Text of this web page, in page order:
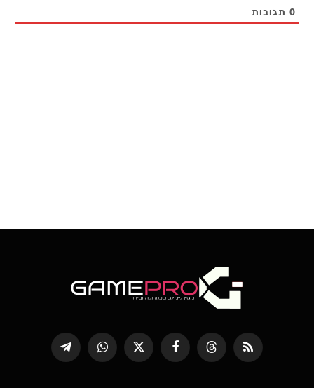
0 תגובות
RSS
Threads פייסבוק
X
(טוויטר)
WhatsApp
Telegram